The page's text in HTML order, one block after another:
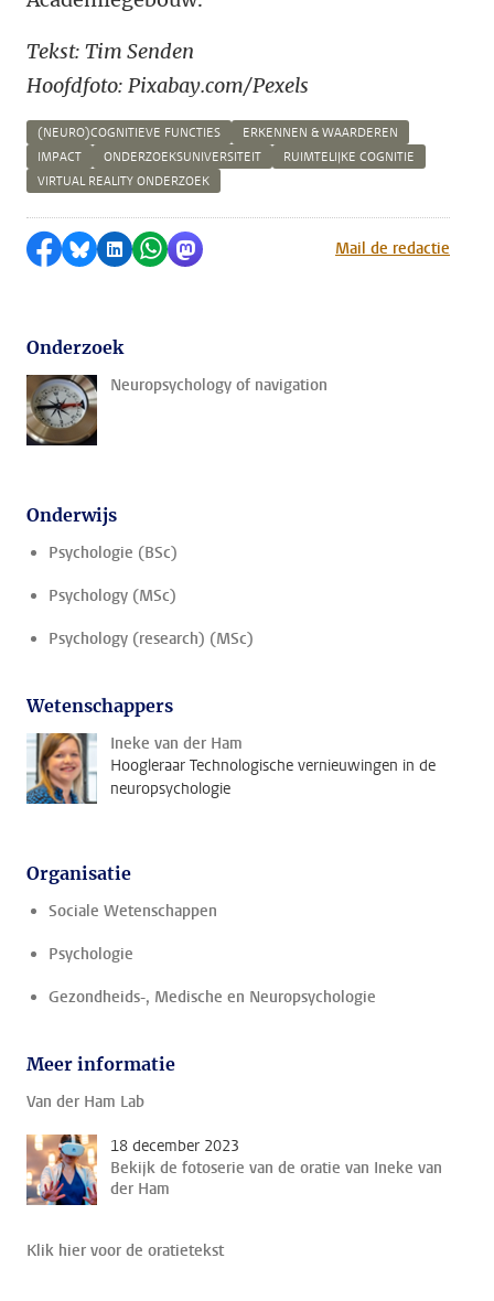
Tekst: Tim Senden
Hoofdfoto: Pixabay.com/Pexels
(NEURO)COGNITIEVE FUNCTIES
ERKENNEN & WAARDEREN
IMPACT
ONDERZOEKSUNIVERSITEIT
RUIMTELIJKE COGNITIE
VIRTUAL REALITY ONDERZOEK
Delen op Facebook
Delen via Bluesky
Delen op LinkedIn
Delen via WhatsApp
Delen via MastodonMail de redactie
Onderzoek
Neuropsychology of navigation
Onderwijs
Psychologie (BSc)
Psychology (MSc)
Psychology (research) (MSc)
Wetenschappers
Ineke van der Ham
Hoogleraar Technologische vernieuwingen in de
neuropsychologie
Organisatie
Sociale Wetenschappen
Psychologie
Gezondheids-, Medische en Neuropsychologie
Meer informatie
Van der Ham Lab
18 december 2023
Bekijk de fotoserie van de oratie van Ineke van
der Ham
Klik hier voor de oratietekst